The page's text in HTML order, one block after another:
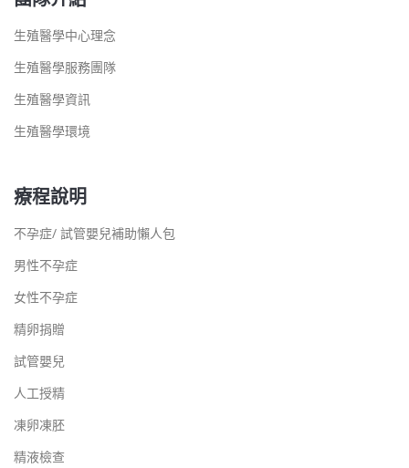
生殖醫學中心理念
生殖醫學服務團隊
生殖醫學資訊
生殖醫學環境
療程說明
不孕症/ 試管嬰兒補助懶人包
男性不孕症
女性不孕症
精卵捐贈
試管嬰兒
人工授精
凍卵凍胚
精液檢查